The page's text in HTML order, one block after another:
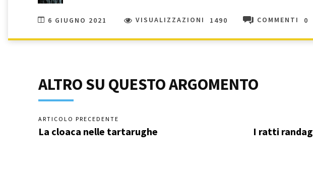
6 GIUGNO 2021 VISUALIZZAZIONI 1490 COMMENTI 0
ALTRO SU QUESTO ARGOMENTO
ARTICOLO PRECEDENTE
La cloaca nelle tartarughe
I ratti